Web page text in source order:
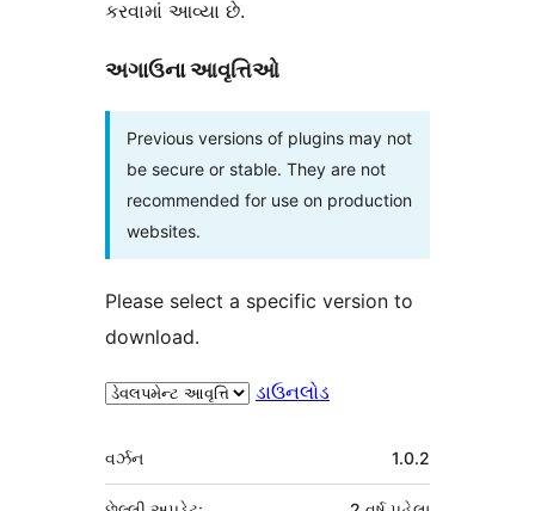
કરવામાં આવ્યા છે.
અગાઉના આવૃત્તિઓ
Previous versions of plugins may not
be secure or stable. They are not
recommended for use on production
websites.
Please select a specific version to
download.
ડાઉનલોડ
મેટા
વર્ઝન 1.0.2